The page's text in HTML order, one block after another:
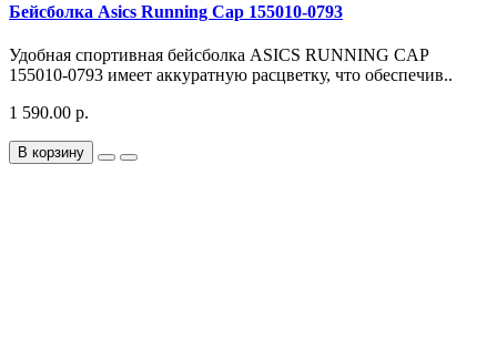
Бейсболка Asics Running Cap 155010-0793
Удобная спортивная бейсболка ASICS RUNNING CAP
155010-0793 имеет аккуратную расцветку, что обеспечив..
1 590.00 р.
В корзину